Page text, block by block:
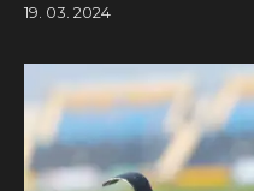
19. 03. 2024